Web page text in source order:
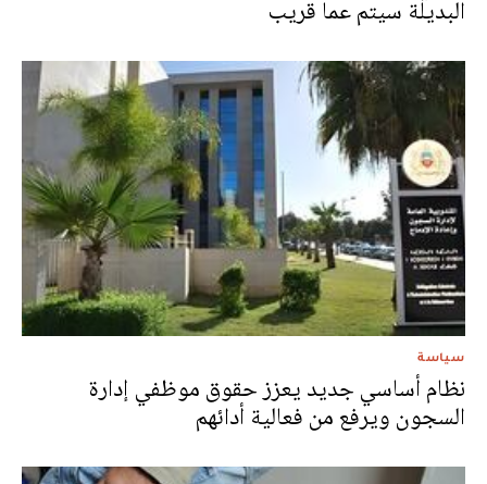
البديلة سيتم عما قريب
سياسة
نظام أساسي جديد يعزز حقوق موظفي إدارة
السجون ويرفع من فعالية أدائهم